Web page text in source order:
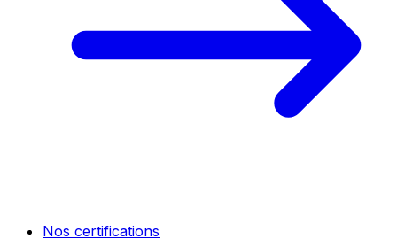
Nos certifications